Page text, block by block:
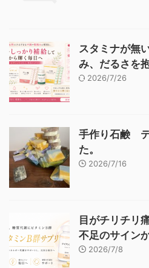
スタミナが無
み、だるさを
2026/7/26
手作り石鹸
た。
2026/7/16
目がチリチリ
不足のサイン
2026/7/8